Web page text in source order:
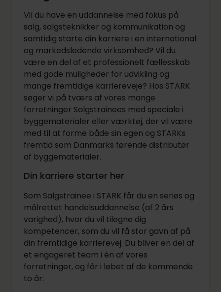
Vil du have en uddannelse med fokus på
salg, salgsteknikker og kommunikation og
samtidig starte din karriere i en international
og markedsledende virksomhed? Vil du
være en del af et professionelt fællesskab
med gode muligheder for udvikling og
mange fremtidige karriereveje? Hos STARK
søger vi på tværs af vores mange
forretninger Salgstrainees med speciale i
byggematerialer eller værktøj, der vil være
med til at forme både sin egen og STARKs
fremtid som Danmarks førende distributør
af byggematerialer.
Din karriere starter her
Som Salgstrainee i STARK får du en seriøs og
målrettet handelsuddannelse (af 2 års
varighed), hvor du vil tilegne dig
kompetencer, som du vil få stor gavn af på
din fremtidige karrierevej. Du bliver en del af
et engageret team i én af vores
forretninger, og får i løbet af de kommende
to år: